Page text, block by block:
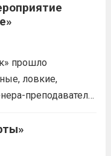
прошло
ловкие,
преподавателя
и